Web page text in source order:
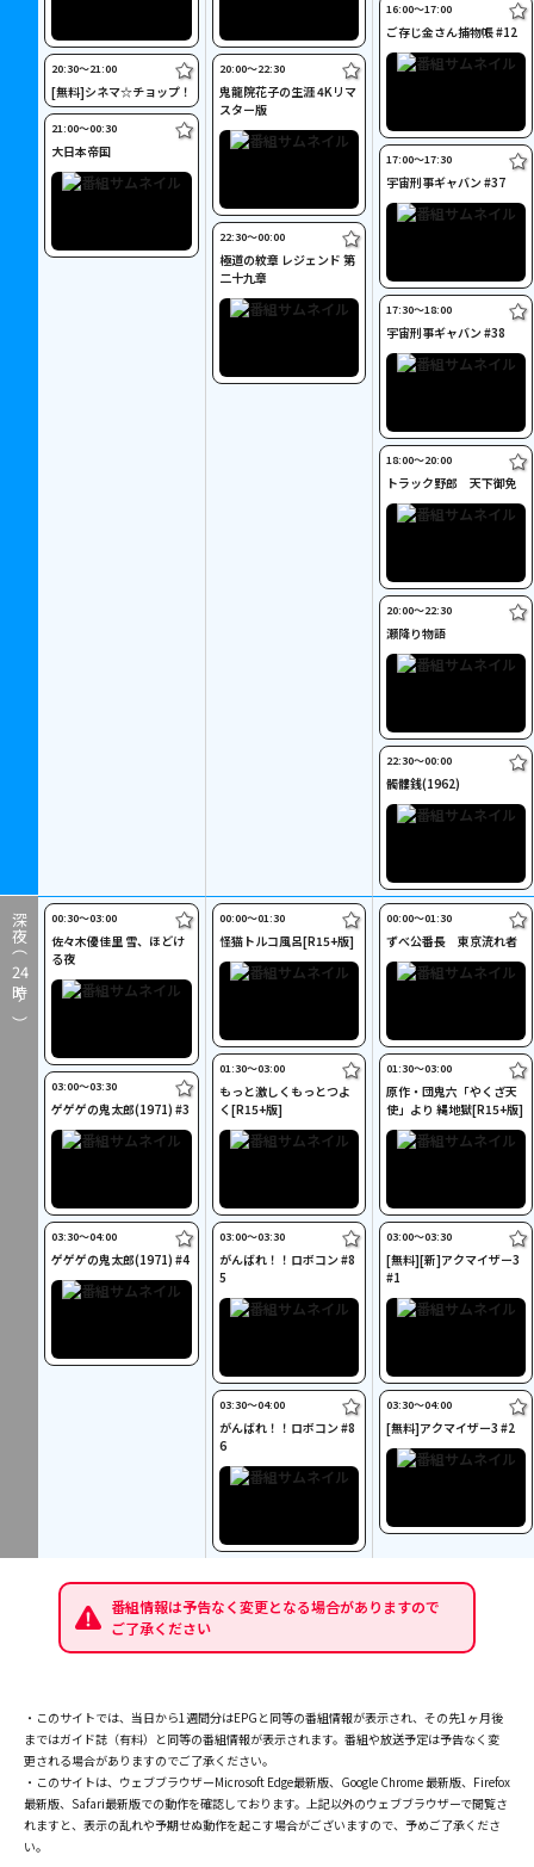
深夜（
24
時～）
20:30〜21:00
[無料]シネマ☆チョップ！
21:00〜00:30
大日本帝国
20:00〜22:30
鬼龍院花子の生涯 4Kリマ
スター版
22:30〜00:00
極道の紋章 レジェンド 第
二十九章
16:00〜17:00
ご存じ金さん捕物帳 #12
17:00〜17:30
宇宙刑事ギャバン #37
17:30〜18:00
宇宙刑事ギャバン #38
18:00〜20:00
トラック野郎 天下御免
20:00〜22:30
瀬降り物語
22:30〜00:00
髑髏銭(1962)
00:30〜03:00
佐々木優佳里 雪、ほどけ
る夜
03:00〜03:30
ゲゲゲの鬼太郎(1971) #3
03:30〜04:00
ゲゲゲの鬼太郎(1971) #4
00:00〜01:30
怪猫トルコ風呂[R15+版]
01:30〜03:00
もっと激しくもっとつよ
く[R15+版]
03:00〜03:30
がんばれ！！ロボコン #8
5
03:30〜04:00
がんばれ！！ロボコン #8
6
00:00〜01:30
ずべ公番長 東京流れ者
01:30〜03:00
原作・団鬼六「やくざ天
使」より 縄地獄[R15+版]
03:00〜03:30
[無料][新]アクマイザー3
#1
03:30〜04:00
[無料]アクマイザー3 #2
番組情報は予告なく変更となる場合がありますので
ご了承ください
・このサイトでは、当日から1週間分はEPGと同等の番組情報が表示され、その先1ヶ月後
まではガイド誌（有料）と同等の番組情報が表示されます。番組や放送予定は予告なく変
更される場合がありますのでご了承ください。
・このサイトは、ウェブブラウザーMicrosoft Edge最新版、Google Chrome 最新版、Firefox
最新版、Safari最新版での動作を確認しております。上記以外のウェブブラウザーで閲覧さ
れますと、表示の乱れや予期せぬ動作を起こす場合がございますので、予めご了承くださ
い。